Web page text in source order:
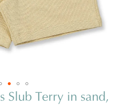
Slub Terry in sand,